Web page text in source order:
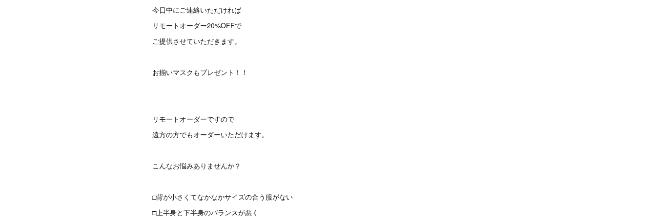
今日中にご連絡いただければ
リモートオーダー20%OFFで
ご提供させていただきます。
お揃いマスクもプレゼント！！
リモートオーダーですので
遠方の方でもオーダーいただけます。
こんなお悩みありませんか？
□背が小さくてなかなかサイズの合う服がない
□上半身と下半身のバランスが悪く